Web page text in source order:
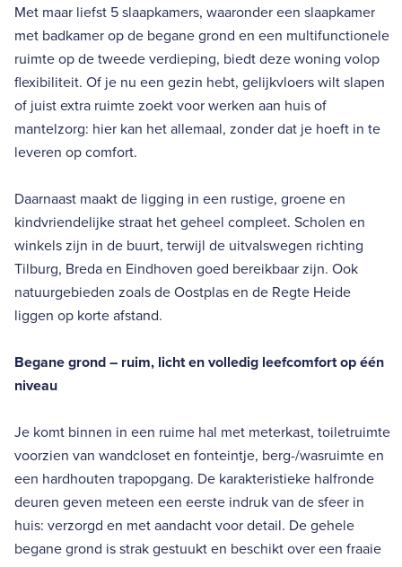
Met maar liefst 5 slaapkamers, waaronder een slaapkamer
met badkamer op de begane grond en een multifunctionele
ruimte op de tweede verdieping, biedt deze woning volop
flexibiliteit. Of je nu een gezin hebt, gelijkvloers wilt slapen
of juist extra ruimte zoekt voor werken aan huis of
mantelzorg: hier kan het allemaal, zonder dat je hoeft in te
leveren op comfort.
Daarnaast maakt de ligging in een rustige, groene en
kindvriendelijke straat het geheel compleet. Scholen en
winkels zijn in de buurt, terwijl de uitvalswegen richting
Tilburg, Breda en Eindhoven goed bereikbaar zijn. Ook
natuurgebieden zoals de Oostplas en de Regte Heide
liggen op korte afstand.
Begane grond – ruim, licht en volledig leefcomfort op één
niveau
Je komt binnen in een ruime hal met meterkast, toiletruimte
voorzien van wandcloset en fonteintje, berg-/wasruimte en
een hardhouten trapopgang. De karakteristieke halfronde
deuren geven meteen een eerste indruk van de sfeer in
huis: verzorgd en met aandacht voor detail. De gehele
begane grond is strak gestuukt en beschikt over een fraaie